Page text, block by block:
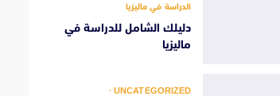
الدراسة في ماليزيا
دليلك الشامل للدراسة في
ماليزيا
UNCATEGORIZED